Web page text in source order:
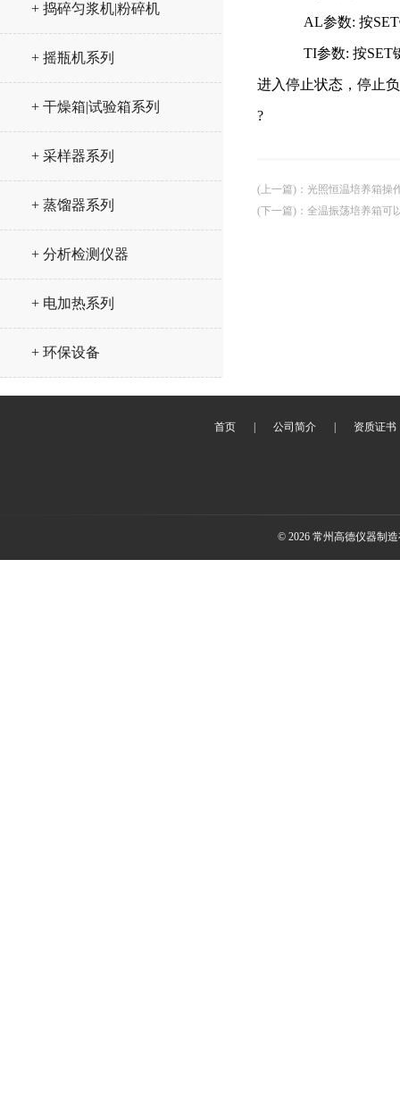
+ 捣碎匀浆机|粉碎机
+ 摇瓶机系列
+ 干燥箱|试验箱系列
+ 采样器系列
+ 蒸馏器系列
+ 分析检测仪器
+ 电加热系列
+ 环保设备
AL参数: 按SET键
TI参数: 按SET键进
进入停止状态，停止
?
(上一篇) ： 光照恒温培养箱操
(下一篇) ： 全温振荡培养箱可
首页 公司简介 资质证书
© 2026 常州高德仪器制